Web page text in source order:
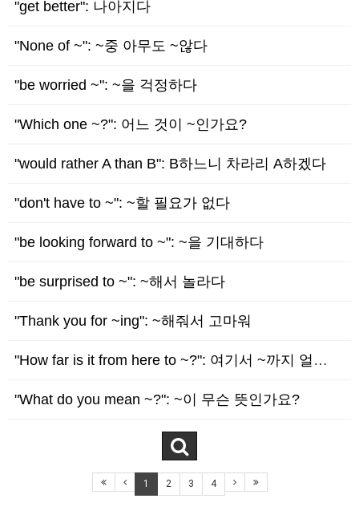
"get better": 나아지다
"None of ~": ~중 아무도 ~않다
"be worried ~": ~을 걱정하다
"Which one ~?": 어느 것이 ~인가요?
"would rather A than B": B하느니 차라리 A하겠다
"don't have to ~": ~할 필요가 없다
"be looking forward to ~": ~을 기대하다
"be surprised to ~": ~해서 놀라다
"Thank you for ~ing": ~해줘서 고마워
"How far is it from here to ~?": 여기서 ~까지 얼마나 먼가요?
"What do you mean ~?": ~이 무슨 뜻인가요?
1 2 3 4